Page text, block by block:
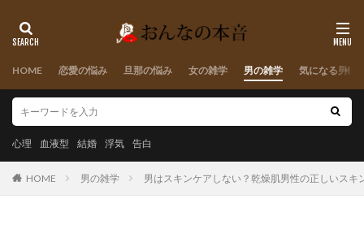
HOME 恋愛の悩み 旦那の悩み 女の雑学 男の雑学 気になる男性
心理 血液型 結婚 浮気 告白
HOME 男の雑学 男はスキンケアしない？乾燥肌男性の正しいスキ